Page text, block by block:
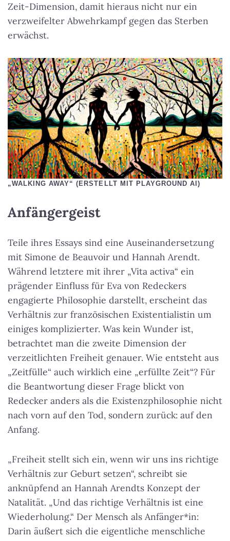
Zeit-Dimension, damit hieraus nicht nur ein
verzweifelter Abwehrkampf gegen das Sterben
erwächst.
„WALKING AWAY“ (ERSTELLT MIT PLAYGROUND AI)
Anfängergeist
Teile ihres Essays sind eine Auseinandersetzung
mit Simone de Beauvoir und Hannah Arendt.
Während letztere mit ihrer „Vita activa“ ein
prägender Einfluss für Eva von Redeckers
engagierte Philosophie darstellt, erscheint das
Verhältnis zur französischen Existentialistin um
einiges komplizierter. Was kein Wunder ist,
betrachtet man die zweite Dimension der
verzeitlichten Freiheit genauer. Wie entsteht aus
„Zeitfülle“ auch wirklich eine „erfüllte Zeit“? Für
die Beantwortung dieser Frage blickt von
Redecker anders als die Existenzphilosophie nicht
nach vorn auf den Tod, sondern zurück: auf den
Anfang.
„Freiheit stellt sich ein, wenn wir uns ins richtige
Verhältnis zur Geburt setzen“, schreibt sie
anknüpfend an Hannah Arendts Konzept der
Natalität. „Und das richtige Verhältnis ist eine
Wiederholung.“ Der Mensch als Anfänger*in:
Darin äußert sich die eigentliche menschliche